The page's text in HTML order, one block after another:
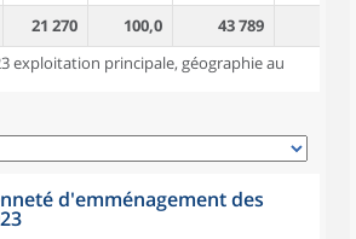
21 270 100,0 43 789
exploitation principale, géographie au
d'emménagement des